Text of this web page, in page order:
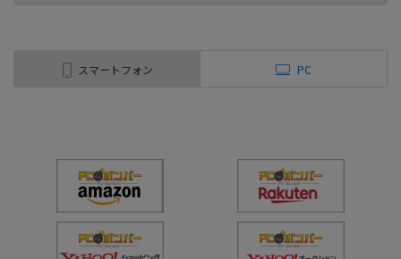
スマートフォン PC